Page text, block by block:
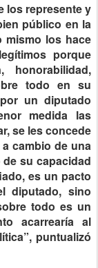
los represente y
público en la
mismo los hace
porque
todo en su
un diputado
medida las
se les concede
cambio de una
su capacidad
es un pacto
diputado, sino
todo es un
acarrearía al
puntualizó